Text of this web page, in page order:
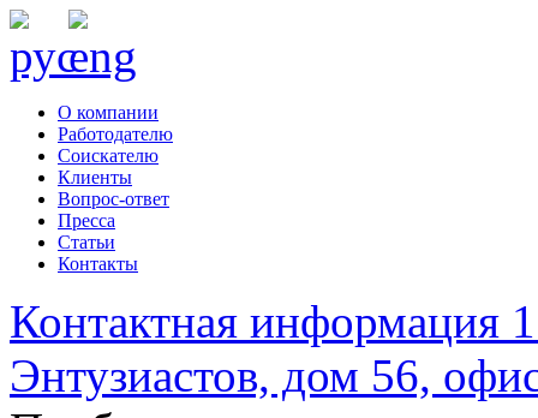
О компании
Работодателю
Соискателю
Клиенты
Вопрос-ответ
Пресса
Статьи
Контакты
Контактная информация
Энтузиастов, дом 56,